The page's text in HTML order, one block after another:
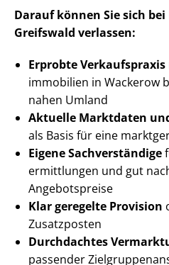
Darauf können Sie sich
Greifswald verlassen:
Erprobte Verkaufspraxis
im­mo­bi­li­en in Wackerow
nahen Umland
Aktuelle Marktdaten
als Basis für eine
Eigene Sachverständige
ermitt­lun­gen und gut
Angebotspreise
Klar geregelte Provision
Zusatzposten
Durchdachtes
passender